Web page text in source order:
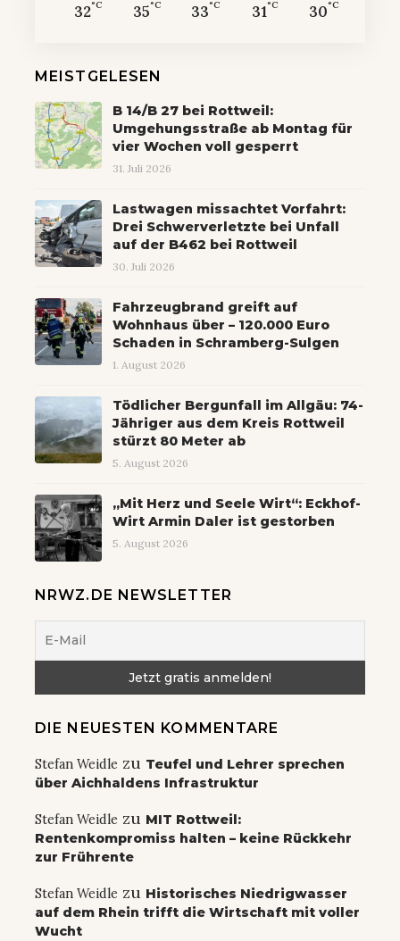
32°C 35°C 33°C 31°C 30°C
MEISTGELESEN
B 14/B 27 bei Rottweil:
Umgehungsstraße ab Montag für
vier Wochen voll gesperrt
31. Juli 2026
Lastwagen missachtet Vorfahrt:
Drei Schwerverletzte bei Unfall
auf der B462 bei Rottweil
30. Juli 2026
Fahrzeugbrand greift auf
Wohnhaus über – 120.000 Euro
Schaden in Schramberg-Sulgen
1. August 2026
Tödlicher Bergunfall im Allgäu: 74-
Jähriger aus dem Kreis Rottweil
stürzt 80 Meter ab
5. August 2026
„Mit Herz und Seele Wirt“: Eckhof-
Wirt Armin Daler ist gestorben
5. August 2026
NRWZ.DE NEWSLETTER
DIE NEUESTEN KOMMENTARE
Stefan Weidle zu Teufel und Lehrer sprechen
über Aichhaldens Infrastruktur
Stefan Weidle zu MIT Rottweil:
Rentenkompromiss halten – keine Rückkehr
zur Frührente
Stefan Weidle zu Historisches Niedrigwasser
auf dem Rhein trifft die Wirtschaft mit voller
Wucht